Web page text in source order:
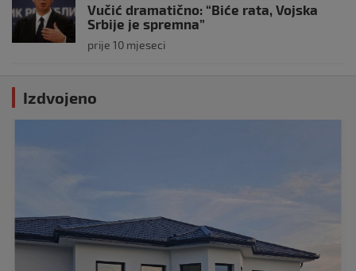
Vučić dramatično: “Biće rata, Vojska
Srbije je spremna”
prije 10 mjeseci
Izdvojeno